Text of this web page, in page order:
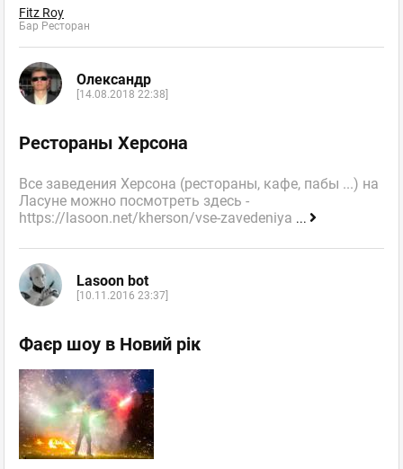
Fitz Roy
Бар Ресторан
Олександр
[14.08.2018 22:38]
Рестораны Херсона
Все заведения Херсона (рестораны, кафе, пабы ...) на
Ласуне можно посмотреть здесь -
https://lasoon.net/kherson/vse-zavedeniya ...
Lasoon bot
[10.11.2016 23:37]
Фаєр шоу в Новий рік